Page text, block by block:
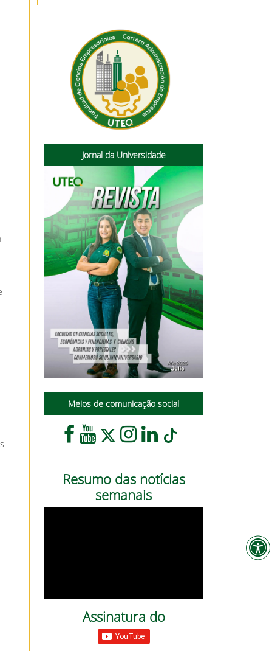
Jornal da Universidade
Meios de comunicação social
Resumo das notícias
semanais
Assinatura do